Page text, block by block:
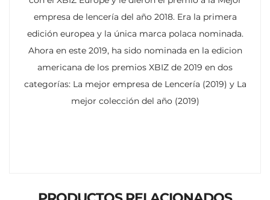
empresa de lencería del año 2018. Era la primera
edición europea y la única marca polaca nominada.
Ahora en este 2019, ha sido nominada en la edicion
americana de los premios XBIZ de 2019 en dos
categorías: La mejor empresa de Lencería (2019) y La
mejor colección del año (2019)